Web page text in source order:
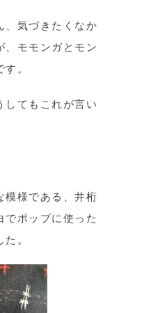
、気づきたくなか
、モモンガとモン
。
してもこれが言い
模様である、井桁
でポップに使った
。